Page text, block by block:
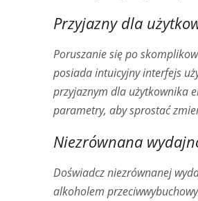
Przyjazny dla
Poruszanie się po
posiada intuicyjny interfejs
przyjaznym dla użytkownika
parametry, aby sprostać
Niezrównana
Doświadcz niezrównanej
alkoholem